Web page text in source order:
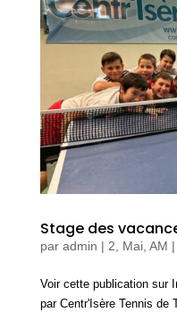
Stage des
par admin | 2, Mai, AM |
Voir cette publication sur
par Centr'Isère Tennis de